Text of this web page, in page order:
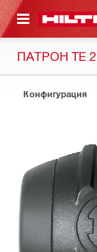
КОНТЕНТУ
ПАТРОН TE
Конфигурация